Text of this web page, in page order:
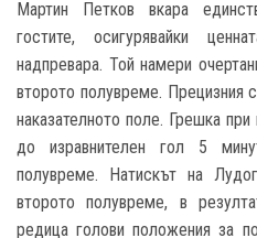
Мартин Петков вкара
гостите, осигурявайки
надпревара. Той намери
второто полувреме. Прецизния
наказателното поле. Грешка
до изравнителен гол 5
полувреме. Натискът на
второто полувреме, в
редица голови положения за